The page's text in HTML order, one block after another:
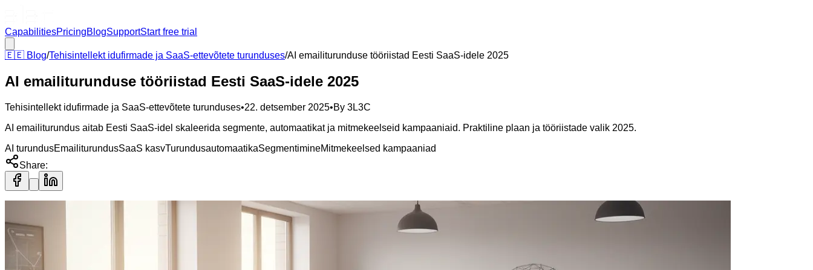
CapabilitiesPricingBlogSupportStart free trial
🇪🇪 Blog/Tehisintellekt idufirmade ja SaaS-ettevõtete turunduses/AI emailiturunduse tööriistad Eesti SaaS-idele 2025
AI emailiturunduse tööriistad Eesti SaaS-idele 2025
Tehisintellekt idufirmade ja SaaS-ettevõtete turunduses•22. detsember 2025•By 3L3C
AI emailiturundus aitab Eesti SaaS-idel skaleerida segmente, automaatikat ja mitmekeelseid kampaaniaid. Praktiline plaan ja tööriistade valik 2025.
AI turundusEmailiturundusSaaS kasvTurundusautomaatikaSegmentimineMitmekeelsed kampaaniad
Share: